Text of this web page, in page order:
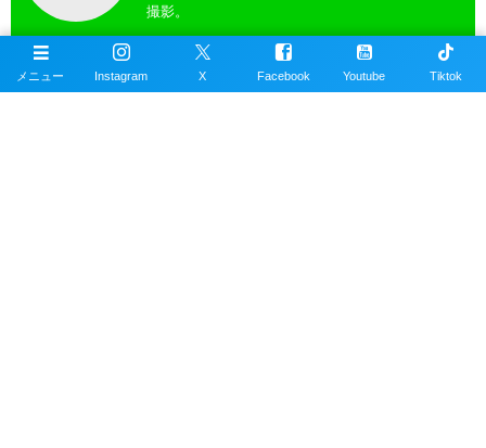
撮影。
メニュー Instagram X Facebook Youtube Tiktok